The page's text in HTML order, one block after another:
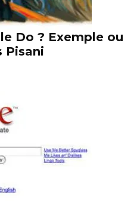
Do ? Exemple ou
Pisani